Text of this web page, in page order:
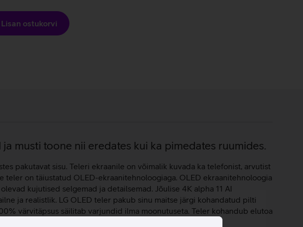
Lisan ostukorvi
musti toone nii eredates kui ka pimedates ruumides.
pakutavat sisu. Teleri ekraanile on võimalik kuvada ka telefonist, arvutist
on täiustatud OLED-ekraanitehnoloogiaga. OLED ekraanitehnoloogia
kujutised selgemad ja detailsemad. Jõulise 4K alpha 11 AI
ja realistlik. LG OLED teler pakub sinu maitse järgi kohandatud pilti
värvitäpsus säilitab varjundid ilma moonutuseta. Teler kohandub elutoa
seejuures minimalistlikku ja stiilipuhtast joont.